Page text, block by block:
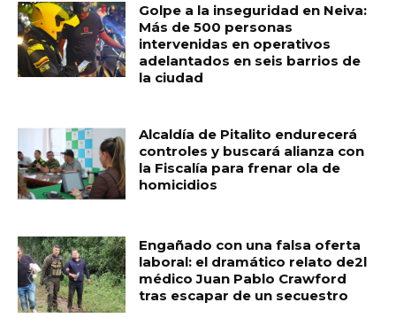
Golpe a la inseguridad en Neiva:
Más de 500 personas
intervenidas en operativos
adelantados en seis barrios de
la ciudad
Alcaldía de Pitalito endurecerá
controles y buscará alianza con
la Fiscalía para frenar ola de
homicidios
Engañado con una falsa oferta
laboral: el dramático relato de2l
médico Juan Pablo Crawford
tras escapar de un secuestro